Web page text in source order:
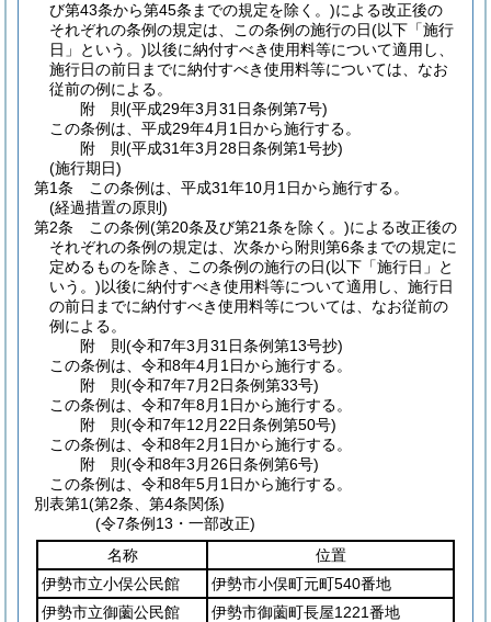
び第43条から第45条までの規定を除く。)による改正後の
それぞれの条例の規定は、この条例の施行の日(以下「施行
日」という。)以後に納付すべき使用料等について適用し、
施行日の前日までに納付すべき使用料等については、なお
従前の例による。
附 則(平成29年3月31日条例第7号)
この条例は、平成29年4月1日から施行する。
附 則(平成31年3月28日条例第1号抄)
(施行期日)
第1条
この条例は、平成31年10月1日から施行する。
(経過措置の原則)
第2条
この条例(第20条及び第21条を除く。)による改正後の
それぞれの条例の規定は、次条から附則第6条までの規定に
定めるものを除き、この条例の施行の日(以下「施行日」と
いう。)以後に納付すべき使用料等について適用し、施行日
の前日までに納付すべき使用料等については、なお従前の
例による。
附 則(令和7年3月31日条例第13号抄)
この条例は、令和8年4月1日から施行する。
附 則(令和7年7月2日条例第33号)
この条例は、令和7年8月1日から施行する。
附 則(令和7年12月22日条例第50号)
この条例は、令和8年2月1日から施行する。
附 則(令和8年3月26日条例第6号)
この条例は、令和8年5月1日から施行する。
別表第1(第2条、第4条関係)
(令7条例13・一部改正)
名称
位置
伊勢市立小俣公民館
伊勢市小俣町元町540番地
伊勢市立御薗公民館
伊勢市御薗町長屋1221番地